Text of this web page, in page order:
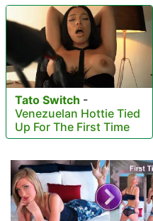
Tato Switch -
Venezuelan Hottie Tied
Up For The First Time